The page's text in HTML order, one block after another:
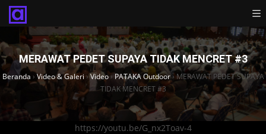
MERAWAT PEDET SUPAYA TIDAK MENCRET #3
Beranda ›Video & Galeri›Video› PATAKA Outdoor›MERAWAT PEDET SUPAYA
TIDAK MENCRET #3
https://youtu.be/G_nx2Toav-4